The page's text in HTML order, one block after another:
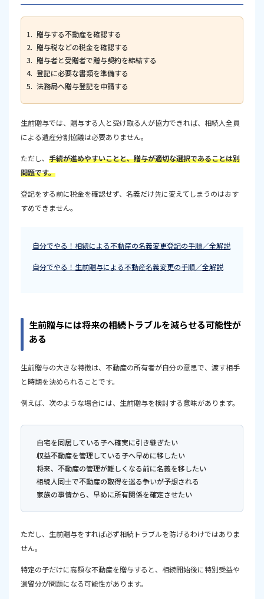
贈与する不動産を確認する
贈与税などの税金を確認する
贈与者と受贈者で贈与契約を締結する
登記に必要な書類を準備する
法務局へ贈与登記を申請する
生前贈与では、贈与する人と受け取る人が協力できれば、相続人全員
による遺産分割協議は必要ありません。
ただし、 手続が進めやすいことと、贈与が適切な選択であることは別
問題です。
登記をする前に税金を確認せず、名義だけ先に変えてしまうのはおす
すめできません。
自分でやる！相続による不動産の名義変更登記の手順／全解説
自分でやる！生前贈与による不動産名義変更の手順／全解説
生前贈与には将来の相続トラブルを減らせる可能性が
ある
生前贈与の大きな特徴は、不動産の所有者が自分の意思で、渡す相手
と時期を決められることです。
例えば、次のような場合には、生前贈与を検討する意味があります。
自宅を同居している子へ確実に引き継ぎたい
収益不動産を管理している子へ早めに移したい
将来、不動産の管理が難しくなる前に名義を移したい
相続人同士で不動産の取得を巡る争いが予想される
家族の事情から、早めに所有関係を確定させたい
ただし、生前贈与をすれば必ず相続トラブルを防げるわけではありま
せん。
特定の子だけに高額な不動産を贈与すると、相続開始後に特別受益や
遺留分が問題になる可能性があります。